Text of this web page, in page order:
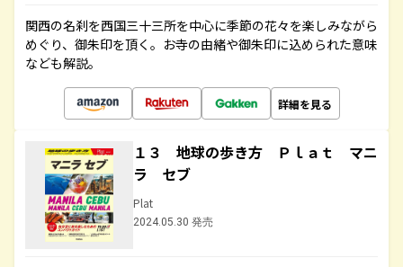
関西の名刹を西国三十三所を中心に季節の花々を楽しみながら
めぐり、御朱印を頂く。お寺の由緒や御朱印に込められた意味
なども解説。
詳細を見る
１３ 地球の歩き方 Ｐｌａｔ マニ
ラ セブ
Plat
2024.05.30 発売